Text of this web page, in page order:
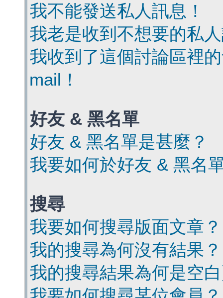
我不能發送私人訊息！
我老是收到不想要的私
我收到了這個討論區裡
mail！
好友 & 黑名單
好友 & 黑名單是甚麼？
我要如何於好友 & 黑名
搜尋
我要如何搜尋版面文章？
我的搜尋為何沒有結果？
我的搜尋結果為何是空